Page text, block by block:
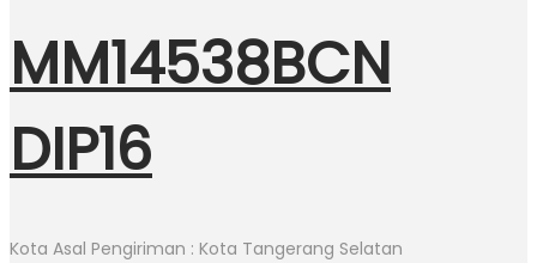
MM14538BCN
DIP16
Kota Asal Pengiriman : Kota Tangerang Selatan